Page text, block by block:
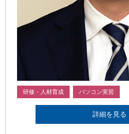
研修・人材育成 パソコン実習
詳細を見る